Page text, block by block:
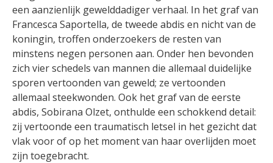
een aanzienlijk gewelddadiger verhaal. In het graf van
Francesca Saportella, de tweede abdis en nicht van de
koningin, troffen onderzoekers de resten van
minstens negen personen aan. Onder hen bevonden
zich vier schedels van mannen die allemaal duidelijke
sporen vertoonden van geweld; ze vertoonden
allemaal steekwonden. Ook het graf van de eerste
abdis, Sobirana Olzet, onthulde een schokkend detail:
zij vertoonde een traumatisch letsel in het gezicht dat
vlak voor of op het moment van haar overlijden moet
zijn toegebracht.